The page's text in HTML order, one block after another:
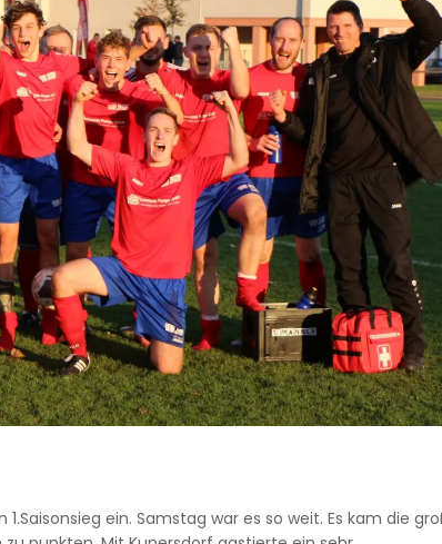
ein. Samstag war es so weit. Es kam die